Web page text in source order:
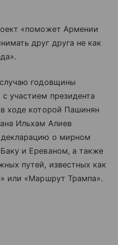
«поможет Армении
друг друга не как
годовщины
участием президента
ходе которой Пашинян
Ильхам Алиев
о мирном
и Ереваном, а также
путей, известных как
» или «Маршрут Трампа».